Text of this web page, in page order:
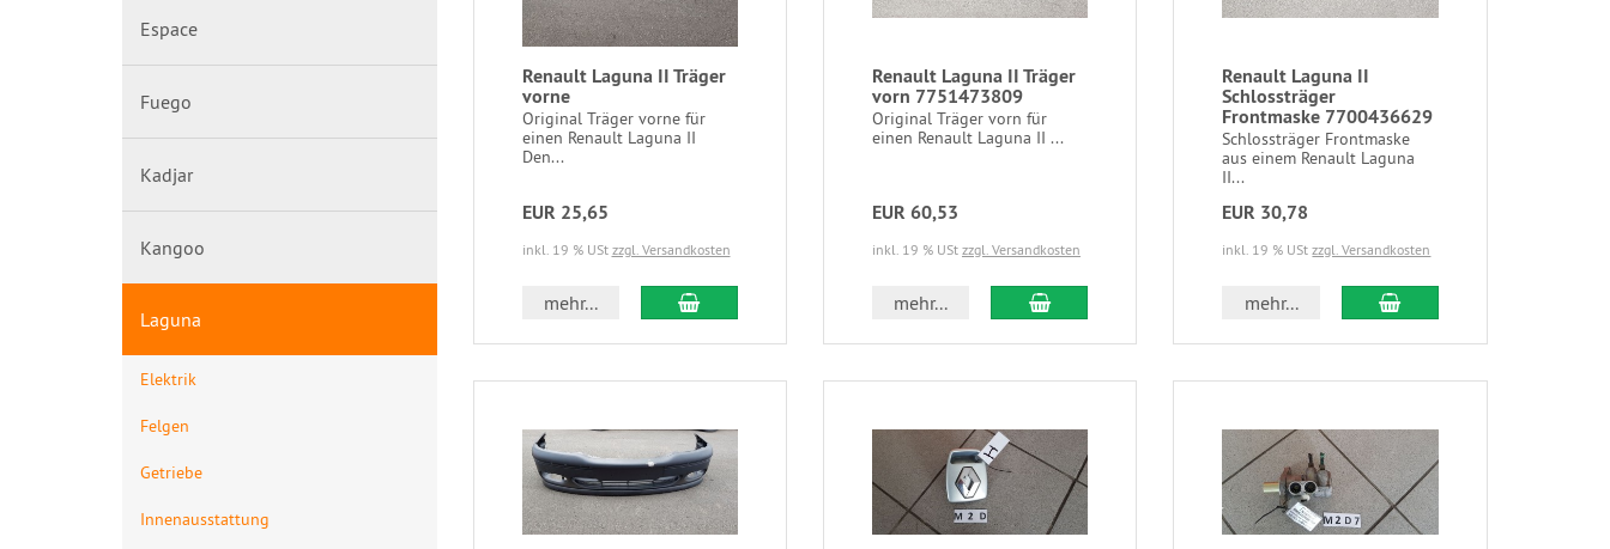
Renault Laguna II Träger
vorne
Original Träger vorne für
einen Renault Laguna II
Den...
EUR 25,65
inkl. 19 % USt zzgl. Versandkosten
mehr...
Renault Laguna II Träger
vorn 7751473809
Original Träger vorn für
einen Renault Laguna II ...
EUR 60,53
inkl. 19 % USt zzgl. Versandkosten
mehr...
Renault Laguna II
Schlossträger
Frontmaske 7700436629
Schlossträger Frontmaske
aus einem Renault Laguna
II...
EUR 30,78
inkl. 19 % UStzzgl. Versandkosten
mehr...
Espace
Fuego
Kadjar
Kangoo
Laguna
Elektrik
Felgen
Getriebe
Innenausstattung